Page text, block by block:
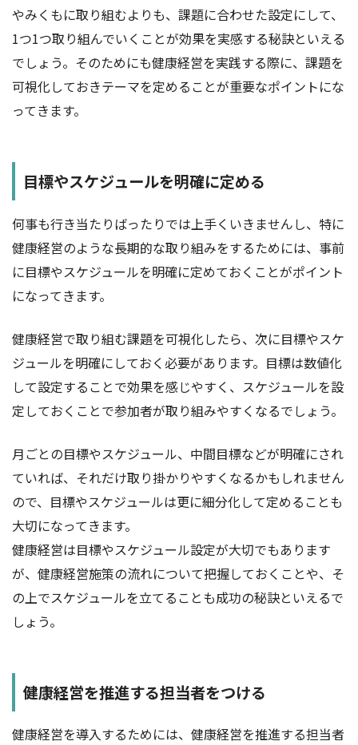
やみくもに取り組むよりも、課題に合わせた設定にして、
1つ1つ取り組んでいくことが効果を実感する秘訣といえる
でしょう。そのためにも健康経営を実践する際に、課題を
可視化しておきテーマを定めることが重要なポイントにな
ってきます。
目標やスケジュールを明確に定める
何事も行き当たりばったりでは上手くいきませんし、特に
健康経営のような長期的な取り組みをするためには、事前
に目標やスケジュールを明確に定めておくことがポイント
になってきます。
健康経営で取り組む課題を可視化したら、次に目標やスケ
ジュールを明確にしておく必要があります。目標は数値化
して設定することで効果を感じやすく、スケジュールを設
定しておくことで参加者が取り組みやすくなるでしょう。
月ごとの目標やスケジュール、中間目標などが明確にされ
ていれば、それだけ取り掛かりやすくなるかもしれません
ので、目標やスケジュールは更に細分化して定めることも
大切になってきます。
健康経営は目標やスケジュール設定が大切でもあります
が、健康経営施策の流れについて把握しておくことや、そ
の上でスケジュールを立てることも成功の秘訣といえるで
しょう。
健康経営を推進する担当者をつける
健康経営を導入するためには、健康経営を推進する担当者